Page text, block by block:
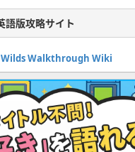
語版攻略サイト
Walkthrough Wiki